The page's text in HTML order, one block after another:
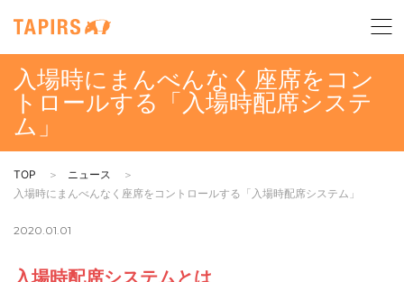
入場時にまんべんなく座席をコン
トロールする「入場時配席システ
ム」
TOP
ニュース
入場時にまんべんなく座席をコントロールする「入場時配席システム」
2020.01.01
入場時配席システムとは